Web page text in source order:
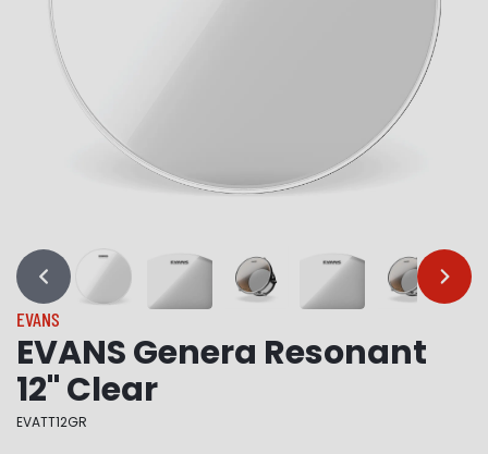
… …
EVANS
EVANS Genera Resonant
12" Clear
EVATT12GR